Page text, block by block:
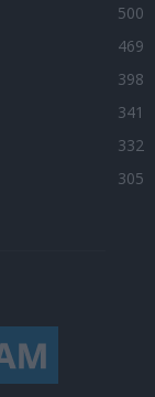
500
469
398
341
332
305